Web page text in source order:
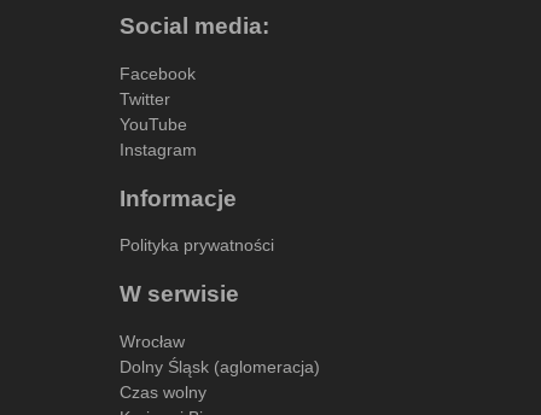
Social media:
Facebook
Twitter
YouTube
Instagram
Informacje
Polityka prywatności
W serwisie
Wrocław
Dolny Śląsk (aglomeracja)
Czas wolny